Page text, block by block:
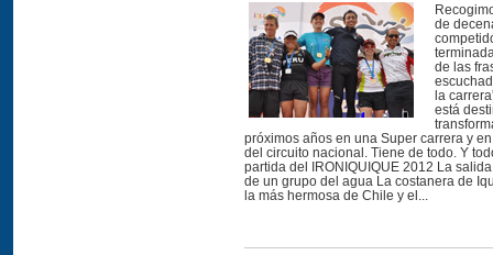
de
de las
la
está
próximos años en una Super carrera y
del circuito nacional. Tiene de todo. Y
partida del IRONIQUIQUE 2012 La
de un grupo del agua La costanera de
la más hermosa de Chile y el...